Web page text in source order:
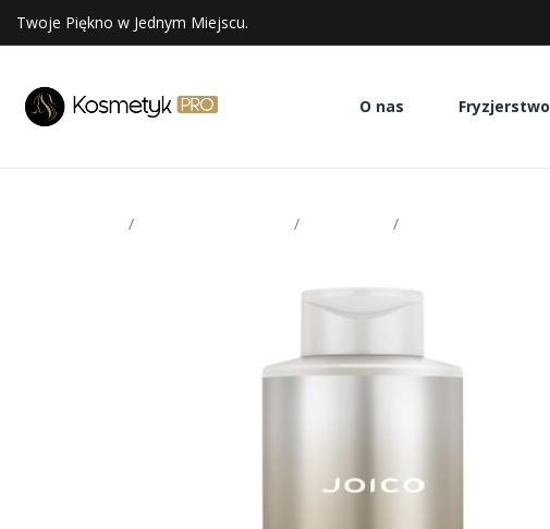
Twoje Piękno w Jednym Miejscu.
O nas Fryzjerstwo